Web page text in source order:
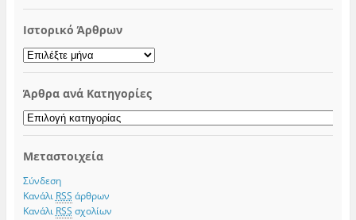
Ιστορικό Άρθρων
Ιστορικό
Άρθρων
Άρθρα ανά Κατηγορίες
Άρθρα
ανά
Μεταστοιχεία
Σύνδεση
Κανάλι RSS άρθρων
Κανάλι RSS σχολίων